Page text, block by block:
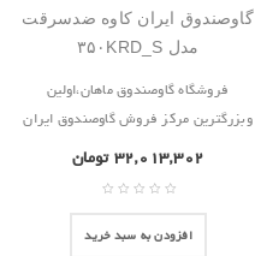
گاوصندوق ایران کاوه ضدسرقت
مدل ۳۵۰KRD_S
فروشگاه گاوصندوق ماهان،اولین
وبزرگترین مرکز فروش گاوصندوق ایران
۳۲,۰۱۳,۳۰۲تومان
افزودن به سبد خرید